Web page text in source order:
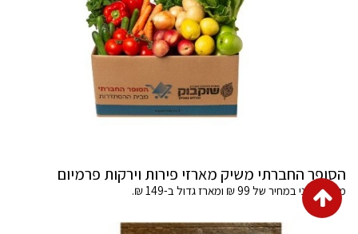
הסופר החברתי משיק מארזי פירות וירקות פרמיום
מארז בינוני במחיר של 99 ₪ ומארז גדול ב-149 ₪.
גלילה
לראש